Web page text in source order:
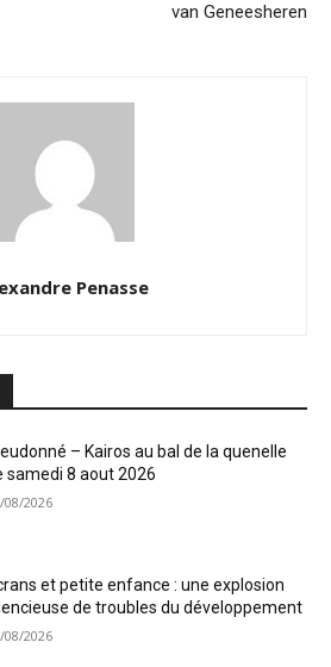
van Geneesheren
Penasse
– Kairos au bal de la quenelle
samedi 8 aout 2026
08/2026
et petite enfance : une explosion
de troubles du développement
08/2026